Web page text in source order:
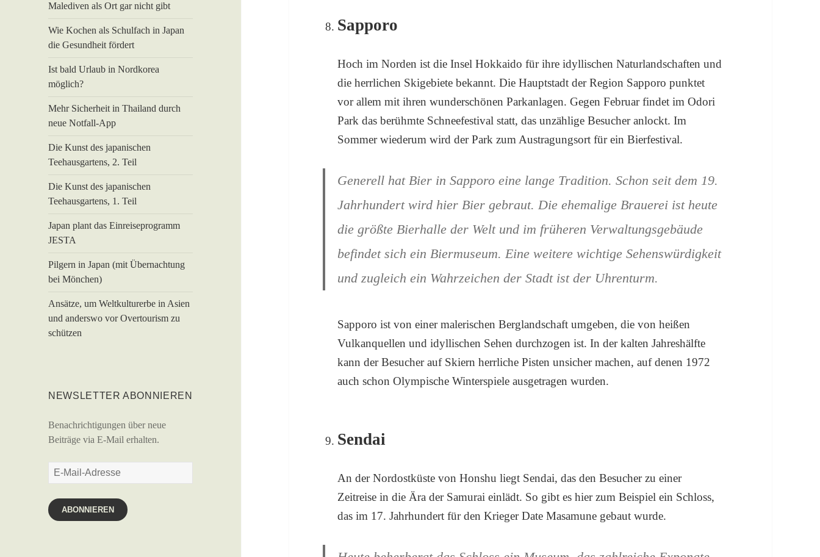
Malediven als Ort gar nicht gibt
Wie Kochen als Schulfach in Japan
die Gesundheit fördert
Ist bald Urlaub in Nordkorea
möglich?
Mehr Sicherheit in Thailand durch
neue Notfall-App
Die Kunst des japanischen
Teehausgartens, 2. Teil
Die Kunst des japanischen
Teehausgartens, 1. Teil
Japan plant das Einreiseprogramm
JESTA
Pilgern in Japan (mit Übernachtung
bei Mönchen)
Ansätze, um Weltkulturerbe in Asien
und anderswo vor Overtourism zu
schützen
NEWSLETTER ABONNIEREN
Benachrichtigungen über neue
Beiträge via E-Mail erhalten.
E-
Mail-
Adresse
ABONNIEREN
Sapporo
Hoch im Norden ist die Insel Hokkaido für ihre idyllischen Naturlandschaften und
die herrlichen Skigebiete bekannt. Die Hauptstadt der Region Sapporo punktet
vor allem mit ihren wunderschönen Parkanlagen. Gegen Februar findet im Odori
Park das berühmte Schneefestival statt, das unzählige Besucher anlockt. Im
Sommer wiederum wird der Park zum Austragungsort für ein Bierfestival.
Generell hat Bier in Sapporo eine lange Tradition. Schon seit dem 19.
Jahrhundert wird hier Bier gebraut. Die ehemalige Brauerei ist heute
die größte Bierhalle der Welt und im früheren Verwaltungsgebäude
befindet sich ein Biermuseum. Eine weitere wichtige Sehenswürdigkeit
und zugleich ein Wahrzeichen der Stadt ist der Uhrenturm.
Sapporo ist von einer malerischen Berglandschaft umgeben, die von heißen
Vulkanquellen und idyllischen Sehen durchzogen ist. In der kalten Jahreshälfte
kann der Besucher auf Skiern herrliche Pisten unsicher machen, auf denen 1972
auch schon Olympische Winterspiele ausgetragen wurden.
Sendai
An der Nordostküste von Honshu liegt Sendai, das den Besucher zu einer
Zeitreise in die Ära der Samurai einlädt. So gibt es hier zum Beispiel ein Schloss,
das im 17. Jahrhundert für den Krieger Date Masamune gebaut wurde.